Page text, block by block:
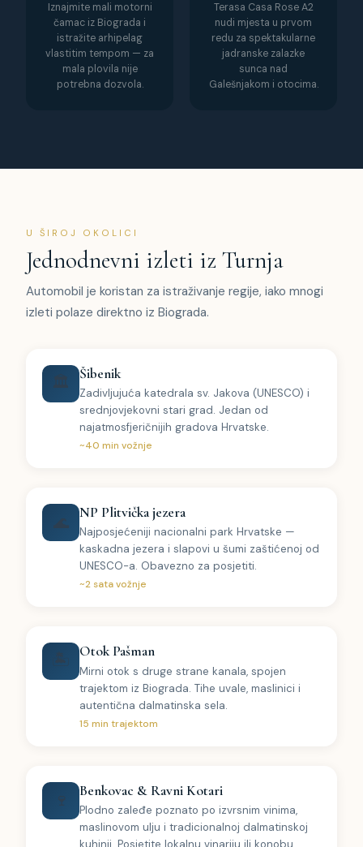
Iznajmite mali motorni
čamac iz Biograda i
istražite arhipelag
vlastitim tempom — za
mala plovila nije
potrebna dozvola.
Terasa Casa Rose A2
nudi mjesta u prvom
redu za spektakularne
jadranske zalazke
sunca nad
Galešnjakom i otocima.
U ŠIROJ OKOLICI
Jednodnevni izleti iz Turnja
Automobil je koristan za istraživanje regije, iako mnogi
izleti polaze direktno iz Biograda.
🏛 Šibenik
Zadivljujuća katedrala sv. Jakova (UNESCO) i
srednjovjekovni stari grad. Jedan od
najatmosfjeričnijih gradova Hrvatske.
~40 min vožnje
🌊 NP Plitvička jezera
Najposjećeniji nacionalni park Hrvatske —
kaskadna jezera i slapovi u šumi zaštićenoj od
UNESCO-a. Obavezno za posjetiti.
~2 sata vožnje
🏝 Otok Pašman
Mirni otok s druge strane kanala, spojen
trajektom iz Biograda. Tihe uvale, maslinici i
autentična dalmatinska sela.
15 min trajektom
🍷 Benkovac & Ravni Kotari
Plodno zaleđe poznato po izvrsnim vinima,
maslinovom ulju i tradicionalnoj dalmatinskoj
kuhinji. Posjetite lokalnu vinariju ili konobu.